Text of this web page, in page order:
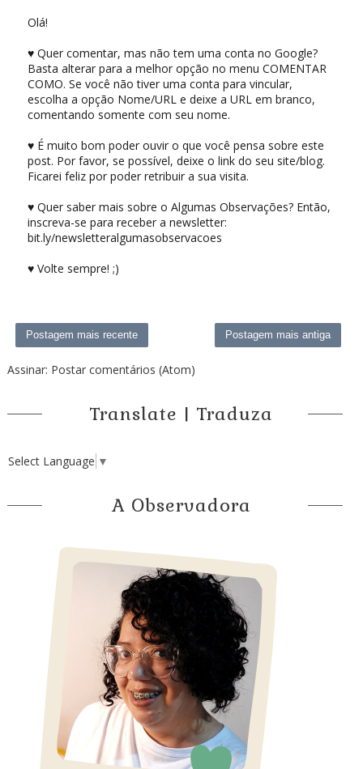
Olá!
♥ Quer comentar, mas não tem uma conta no Google?
Basta alterar para a melhor opção no menu COMENTAR
COMO. Se você não tiver uma conta para vincular,
escolha a opção Nome/URL e deixe a URL em branco,
comentando somente com seu nome.
♥ É muito bom poder ouvir o que você pensa sobre este
post. Por favor, se possível, deixe o link do seu site/blog.
Ficarei feliz por poder retribuir a sua visita.
♥ Quer saber mais sobre o Algumas Observações? Então,
inscreva-se para receber a newsletter:
bit.ly/newsletteralgumasobservacoes
♥ Volte sempre! ;)
Postagem mais recente Postagem mais antiga
Assinar: Postar comentários (Atom)
Translate | Traduza
Select Language ▼
A Observadora